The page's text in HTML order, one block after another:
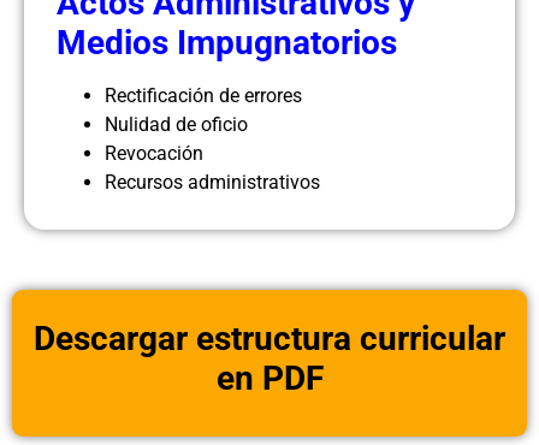
Medios Impugnatorios
Rectificación de errores
Nulidad de oficio
Revocación
Recursos administrativos
Descargar estructura curricular
en PDF